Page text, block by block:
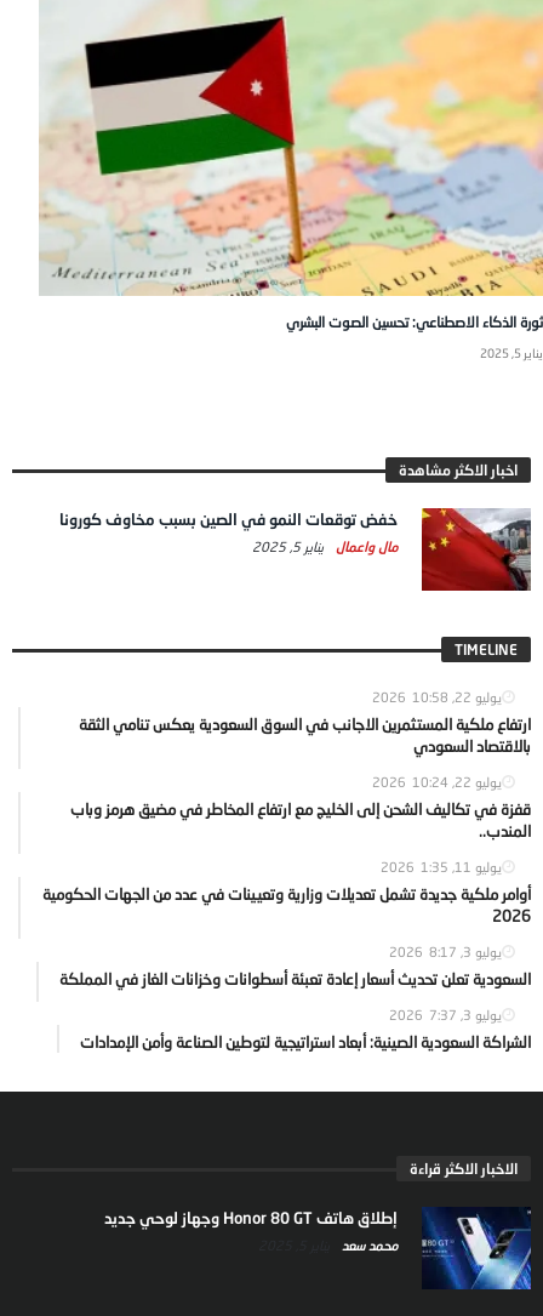
ثورة الذكاء الاصطناعي: تحسين الصوت البشري
يناير 5, 2025
اخبار الاكثر مشاهدة
خفض توقعات النمو في الصين بسبب مخاوف كورونا
مال واعمال يناير 5, 2025
TIMELINE
يوليو 22, 2026 10:58
ارتفاع ملكية المستثمرين الاجانب في السوق السعودية يعكس تنامي الثقة
بالاقتصاد السعودي
يوليو 22, 2026 10:24
قفزة في تكاليف الشحن إلى الخليج مع ارتفاع المخاطر في مضيق هرمز وباب
المندب..
يوليو 11, 2026 1:35
أوامر ملكية جديدة تشمل تعديلات وزارية وتعيينات في عدد من الجهات الحكومية
2026
يوليو 3, 2026 8:17
السعودية تعلن تحديث أسعار إعادة تعبئة أسطوانات وخزانات الغاز في المملكة
يوليو 3, 2026 7:37
الشراكة السعودية الصينية: أبعاد استراتيجية لتوطين الصناعة وأمن الإمدادات
الاخبار الاكثر قراءة
إطلاق هاتف Honor 80 GT وجهاز لوحي جديد
محمد سعد